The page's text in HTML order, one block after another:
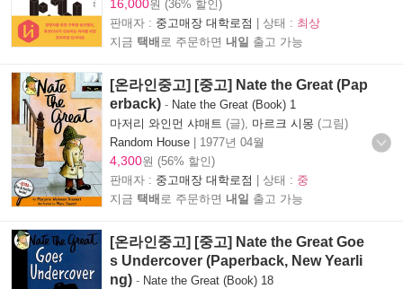
16,000원 (36% 할인)
판매자 : 중고매장 대학로점 | 상태 : 최상
지금 택배 로 주문하면 내일 출고 가능
[온라인중고] [중고] Nate the Great (Pap
erback) - Nate the Great (Book) 1
마저리 와인먼 샤매트 (글), 마르크 시몽 (그림)
Random House
1977년 04월
4,300원 (56% 할인)
판매자 : 중고매장 대학로점 | 상태 : 중
지금 택배 로 주문하면 내일 출고 가능
[온라인중고] [중고] Nate the Great Goe
s Undercover (Paperback, New Yearli
ng) - Nate the Great (Book) 18